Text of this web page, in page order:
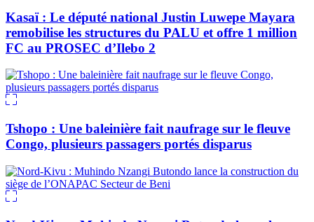
Kasaï : Le député national Justin Luwepe Mayara
remobilise les structures du PALU et offre 1 million
FC au PROSEC d’Ilebo 2
Tshopo : Une baleinière fait naufrage sur le fleuve
Congo, plusieurs passagers portés disparus